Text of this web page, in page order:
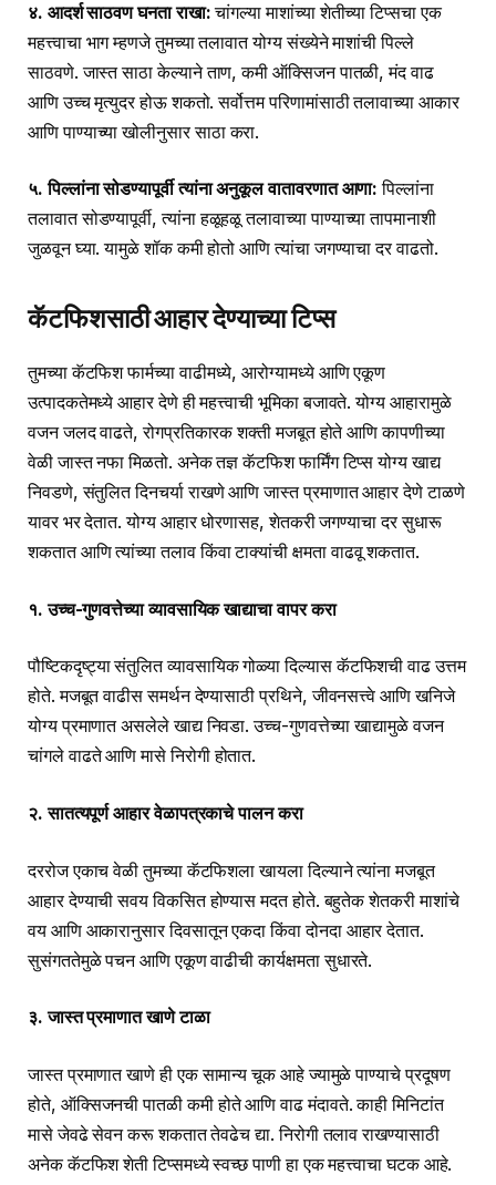
४. आदर्श साठवण घनता राखा:चांगल्या माशांच्या शेतीच्या टिप्सचा एक
महत्त्वाचा भाग म्हणजे तुमच्या तलावात योग्य संख्येने माशांची पिल्ले
साठवणे. जास्त साठा केल्याने ताण, कमी ऑक्सिजन पातळी, मंद वाढ
आणि उच्च मृत्युदर होऊ शकतो. सर्वोत्तम परिणामांसाठी तलावाच्या आकार
आणि पाण्याच्या खोलीनुसार साठा करा.
५. पिल्लांना सोडण्यापूर्वी त्यांना अनुकूल वातावरणात आणा:पिल्लांना
तलावात सोडण्यापूर्वी, त्यांना हळूहळू तलावाच्या पाण्याच्या तापमानाशी
जुळवून घ्या. यामुळे शॉक कमी होतो आणि त्यांचा जगण्याचा दर वाढतो.
कॅटफिशसाठी आहार देण्याच्या टिप्स
तुमच्या कॅटफिश फार्मच्या वाढीमध्ये, आरोग्यामध्ये आणि एकूण
उत्पादकतेमध्ये आहार देणे ही महत्त्वाची भूमिका बजावते. योग्य आहारामुळे
वजन जलद वाढते, रोगप्रतिकारक शक्ती मजबूत होते आणि कापणीच्या
वेळी जास्त नफा मिळतो. अनेक तज्ञ कॅटफिश फार्मिंग टिप्स योग्य खाद्य
निवडणे, संतुलित दिनचर्या राखणे आणि जास्त प्रमाणात आहार देणे टाळणे
यावर भर देतात. योग्य आहार धोरणासह, शेतकरी जगण्याचा दर सुधारू
शकतात आणि त्यांच्या तलाव किंवा टाक्यांची क्षमता वाढवू शकतात.
१. उच्च-गुणवत्तेच्या व्यावसायिक खाद्याचा वापर करा
पौष्टिकदृष्ट्या संतुलित व्यावसायिक गोळ्या दिल्यास कॅटफिशची वाढ उत्तम
होते. मजबूत वाढीस समर्थन देण्यासाठी प्रथिने, जीवनसत्त्वे आणि खनिजे
योग्य प्रमाणात असलेले खाद्य निवडा. उच्च-गुणवत्तेच्या खाद्यामुळे वजन
चांगले वाढते आणि मासे निरोगी होतात.
२. सातत्यपूर्ण आहार वेळापत्रकाचे पालन करा
दररोज एकाच वेळी तुमच्या कॅटफिशला खायला दिल्याने त्यांना मजबूत
आहार देण्याची सवय विकसित होण्यास मदत होते. बहुतेक शेतकरी माशांचे
वय आणि आकारानुसार दिवसातून एकदा किंवा दोनदा आहार देतात.
सुसंगततेमुळे पचन आणि एकूण वाढीची कार्यक्षमता सुधारते.
३. जास्त प्रमाणात खाणे टाळा
जास्त प्रमाणात खाणे ही एक सामान्य चूक आहे ज्यामुळे पाण्याचे प्रदूषण
होते, ऑक्सिजनची पातळी कमी होते आणि वाढ मंदावते. काही मिनिटांत
मासे जेवढे सेवन करू शकतात तेवढेच द्या. निरोगी तलाव राखण्यासाठी
अनेक कॅटफिश शेती टिप्समध्ये स्वच्छ पाणी हा एक महत्त्वाचा घटक आहे.